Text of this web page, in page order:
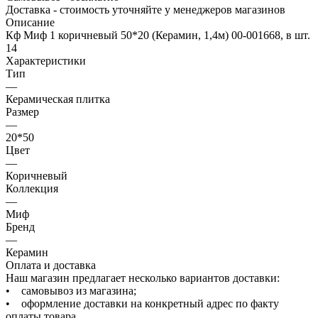
Доставка - стоимость уточняйте у менеджеров магазинов
Описание
Кф Миф 1 коричневый 50*20 (Керамин, 1,4м) 00-001668, в шт.
14
Характеристики
Тип
—
Керамическая плитка
Размер
—
20*50
Цвет
—
Коричневый
Коллекция
—
Миф
Бренд
—
Керамин
Оплата и доставка
Наш магазин предлагает несколько вариантов доставки:
• самовывоз из магазина;
• оформление доставки на конкретный адрес по факту